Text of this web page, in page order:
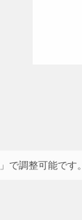
調整可能です。